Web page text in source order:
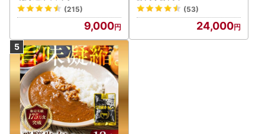
(215)
9,000
野菜 常温保存(53)
24,000